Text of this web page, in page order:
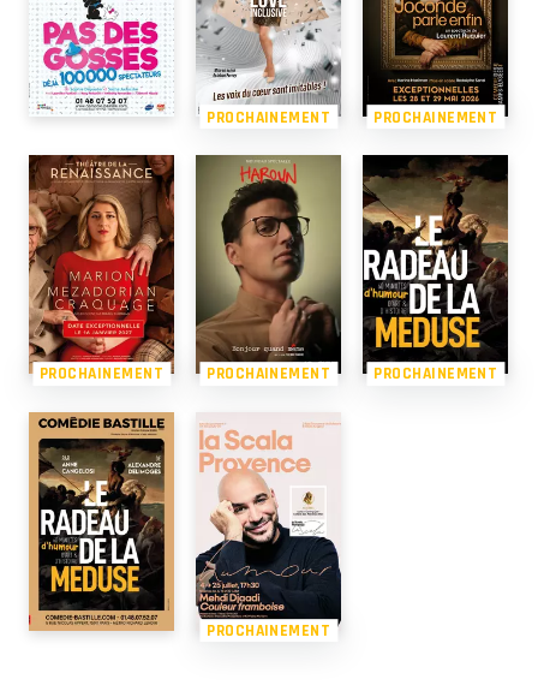
PROCHAINEMENT PROCHAINEMENT
PROCHAINEMENT PROCHAINEMENT PROCHAINEMENT
PROCHAINEMENT